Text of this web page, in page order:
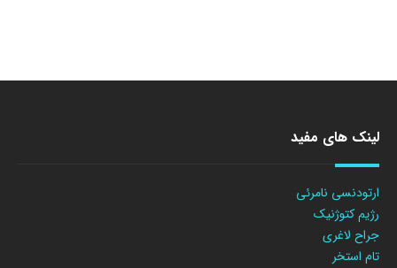
لینک های مفید
ارتودنسی نامرئی
رژیم کتوژنیک
جراح لاغری
تام استخر